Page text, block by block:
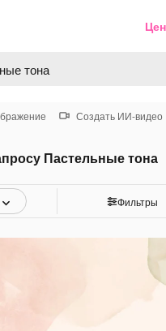
Создать ИИ-видео
Пастельные тона
Фильтры